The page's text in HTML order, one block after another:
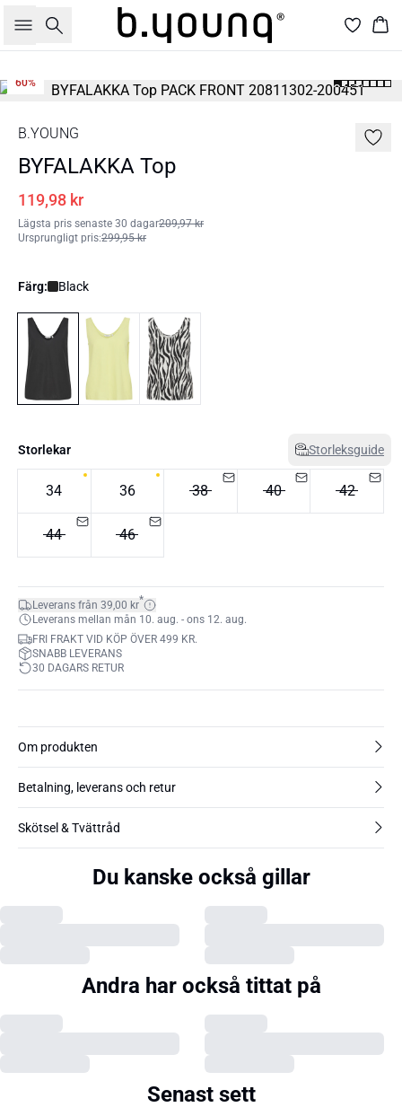
Sök
60%
B.YOUNG
BYFALAKKA Top
119,98 kr
Lägsta pris senaste 30 dagar209,97 kr
Ursprungligt pris:299,95 kr
Färg: Black
Storlekar Storleksguide
34 36 38 40 42
44 46
Leverans från 39,00 kr*
Leverans mellan mån 10. aug. - ons 12. aug.
FRI FRAKT VID KÖP ÖVER 499 KR.
SNABB LEVERANS
30 DAGARS RETUR
Om produkten
Betalning, leverans och retur
Skötsel & Tvättråd
Du kanske också gillar
Andra har också tittat på
Senast sett